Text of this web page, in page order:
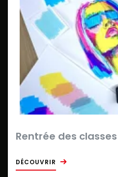
Rentrée des classes
DÉCOUVRIR